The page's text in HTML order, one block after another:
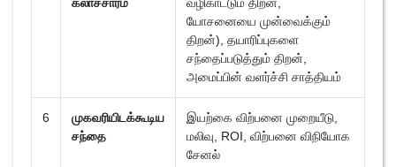
கலாச்சாரம்
வழிகாட்டும் திறன்,
யோசனையை முன்வைக்கும்
திறன்), தயாரிப்புகளை
சந்தைப்படுத்தும் திறன்,
அமைப்பின் வளர்ச்சி சாத்தியம்
6
முகவரியிடக்கூடிய
சந்தை
இயற்கை விற்பனை முறையீடு,
மலிவு, ROI, விற்பனை விநியோக
சேனல்